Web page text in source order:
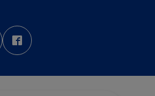
’
o
u
’
o